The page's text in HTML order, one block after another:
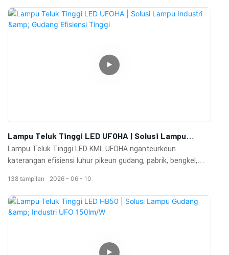
awét.
Lampu Teluk Tinggi LED UFOHA | Solusi Lampu
Industri & Gudang Efisiensi Tinggi
Lampu Teluk Tinggi LED KML UFOHA nganteurkeun
katerangan efisiensi luhur pikeun gudang, pabrik, bengkel,
sareng kinerja anu awét.
2026 06 10
138 tampilan